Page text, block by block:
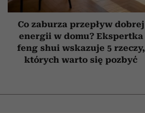
Co zaburza przepływ dobrej
energii w domu? Ekspertka
feng shui wskazuje 5 rzeczy,
których warto się pozbyć